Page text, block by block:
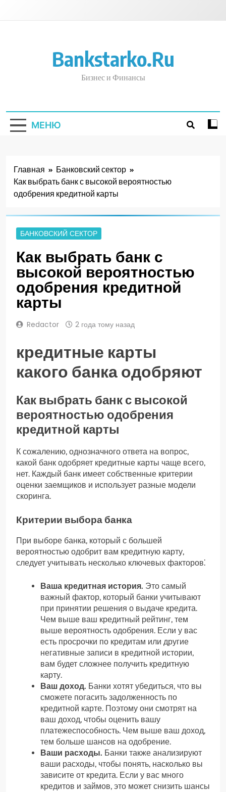
Bankstarko.ru
Бизнес и Финансы
МЕНЮ
Главная
Банковский сектор
Как выбрать банк с высокой вероятностью
одобрения кредитной карты
БАНКОВСКИЙ СЕКТОР
Как выбрать банк с
высокой вероятностью
одобрения кредитной
карты
Redactor 2 года тому назад
кредитные карты
какого банка одобряют
Как выбрать банк с высокой
вероятностью одобрения
кредитной карты
К сожалению, однозначного ответа на вопрос,
какой банк одобряет кредитные карты чаще всего,
нет. Каждый банк имеет собственные критерии
оценки заемщиков и использует разные модели
скоринга.
Критерии выбора банка
При выборе банка, который с большей
вероятностью одобрит вам кредитную карту,
следует учитывать несколько ключевых факторов⁚
Ваша кредитная история. Это самый
важный фактор, который банки учитывают
при принятии решения о выдаче кредита.
Чем выше ваш кредитный рейтинг, тем
выше вероятность одобрения. Если у вас
есть просрочки по кредитам или другие
негативные записи в кредитной истории,
вам будет сложнее получить кредитную
карту.
Ваш доход. Банки хотят убедиться, что вы
сможете погасить задолженность по
кредитной карте. Поэтому они смотрят на
ваш доход, чтобы оценить вашу
платежеспособность. Чем выше ваш доход,
тем больше шансов на одобрение.
Ваши расходы. Банки также анализируют
ваши расходы, чтобы понять, насколько вы
зависите от кредита. Если у вас много
кредитов и займов, это может снизить шансы